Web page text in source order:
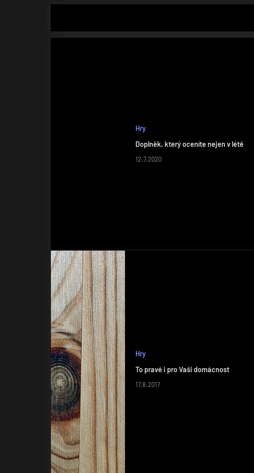
Hry
Doplněk, který oceníte nejen v létě
12.7.2020
Hry
To pravé i pro Vaši domácnost
17.8.2017